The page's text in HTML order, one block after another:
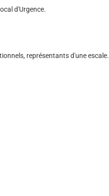
d'Urgence.
représentants d'une escale.